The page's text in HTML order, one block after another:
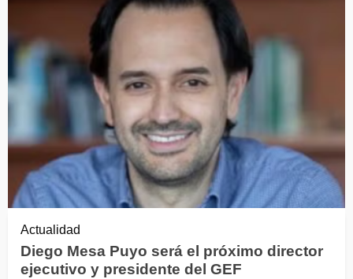
Actualidad
Diego Mesa Puyo será el próximo director
ejecutivo y presidente del GEF